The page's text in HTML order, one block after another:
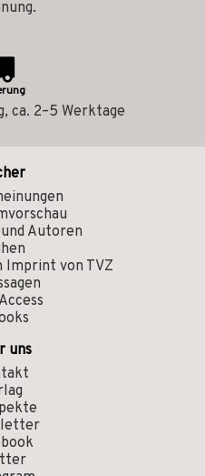
ca. 2–5 Werktage
Autoren
Imprint von TVZ
uns